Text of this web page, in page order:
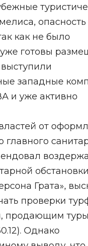
опасность
как не было
готовы
западные
и уже активно
от
Грата»,
проверки
продающим
Однако